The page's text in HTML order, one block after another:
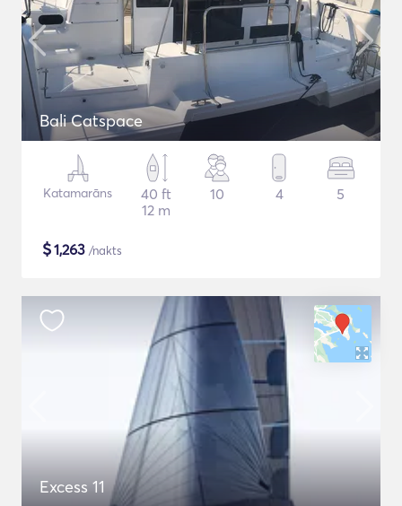
Bali Catspace
Katamarāns
40 ft
12 m
10 4 5
$1,263 /nakts
Excess 11